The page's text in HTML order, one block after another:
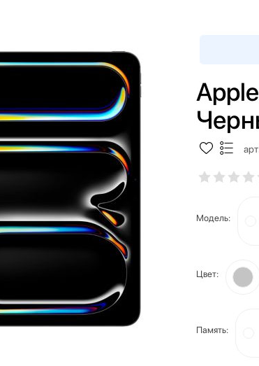
Модель:
Цвет:
Память: